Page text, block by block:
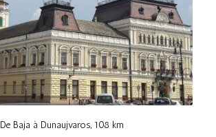
De Baja à Dunaujvaros, 108 km